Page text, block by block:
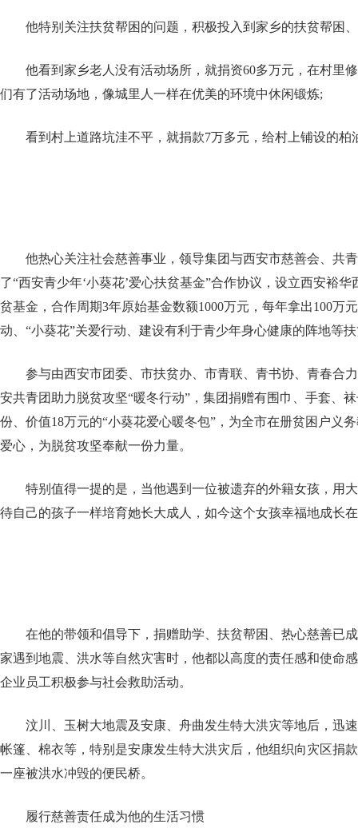
他特别关注扶贫帮困的问题，积极投入到家乡的扶贫帮困
他看到家乡老人没有活动场所，就捐资60多万元，在村里
们有了活动场地，像城里人一样在优美的环境中休闲锻炼;
看到村上道路坑洼不平，就捐款7万多元，给村上铺设的柏
他热心关注社会慈善事业，领导集团与西安市慈善会、共
了“西安青少年‘小葵花’爱心扶贫基金”合作协议，设立西安裕华
贫基金，合作周期3年原始基金数额1000万元，每年拿出100万
动、“小葵花”关爱行动、建设有利于青少年身心健康的阵地等
参与由西安市团委、市扶贫办、市青联、青书协、青春合
安共青团助力脱贫攻坚“暖冬行动”，集团捐赠有围巾、手套、
份、价值18万元的“小葵花爱心暖冬包”，为全市在册贫困户义
爱心，为脱贫攻坚奉献一份力量。
特别值得一提的是，当他遇到一位被遗弃的外籍女孩，用
待自己的孩子一样培育她长大成人，如今这个女孩幸福地成长
在他的带领和倡导下，捐赠助学、扶贫帮困、热心慈善已
家遇到地震、洪水等自然灾害时，他都以高度的责任感和使命
企业员工积极参与社会救助活动。
汶川、玉树大地震及安康、舟曲发生特大洪灾等地后，迅
帐篷、棉衣等，特别是安康发生特大洪灾后，他组织向灾区捐
一座被洪水冲毁的便民桥。
履行慈善责任成为他的生活习惯